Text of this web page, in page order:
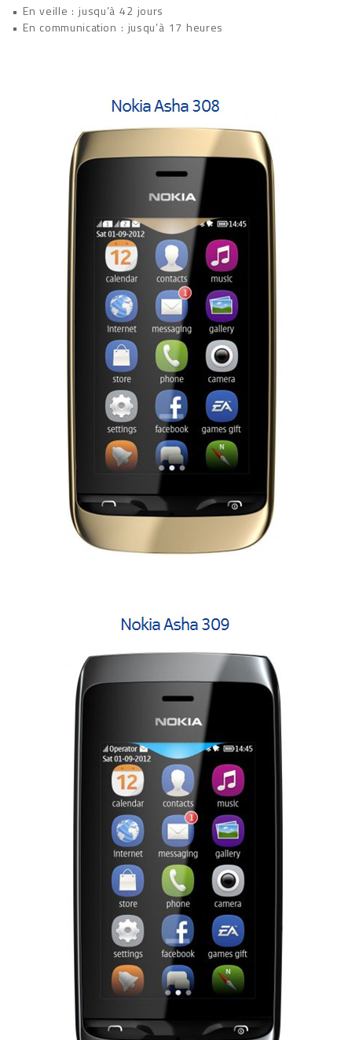
• En veille : jusqu’à 42 jours
• En communication : jusqu’à 17 heures